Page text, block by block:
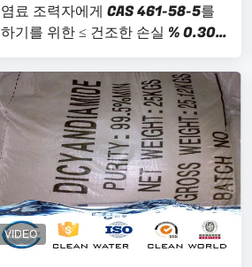
염료 조력자에게 CAS 461-58-5를
하기를 위한 ≤ 건조한 손실 % 0.30
디시 안디 아미드